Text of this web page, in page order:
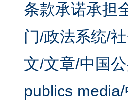
条款承诺承担
门/政法系统/
文/文章/中国
publics